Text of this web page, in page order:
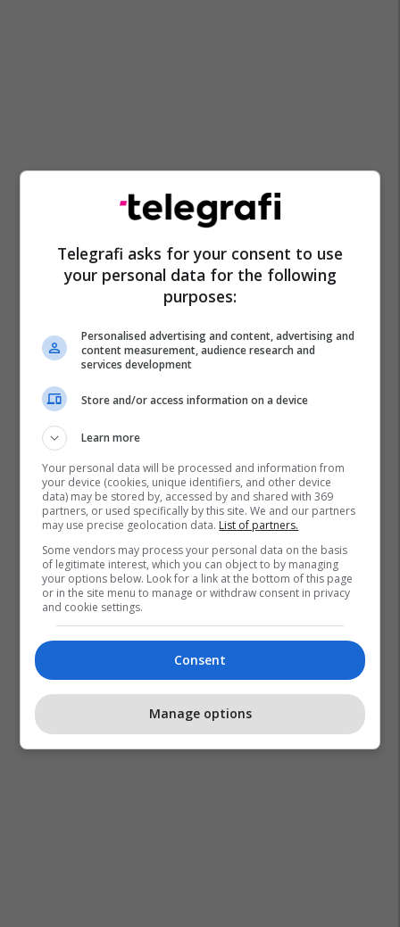
Telegrafi asks for your consent to use
your personal data for the following
purposes:
Personalised advertising and content, advertising and
content measurement, audience research and
services development
Store and/or access information on a device
Learn more
Your personal data will be processed and information from
your device (cookies, unique identifiers, and other device
data) may be stored by, accessed by and shared with 369
partners, or used specifically by this site. We and our partners
may use precise geolocation data. List of partners.
Some vendors may process your personal data on the basis
of legitimate interest, which you can object to by managing
your options below. Look for a link at the bottom of this page
or in the site menu to manage or withdraw consent in privacy
and cookie settings.
Consent
Manage options